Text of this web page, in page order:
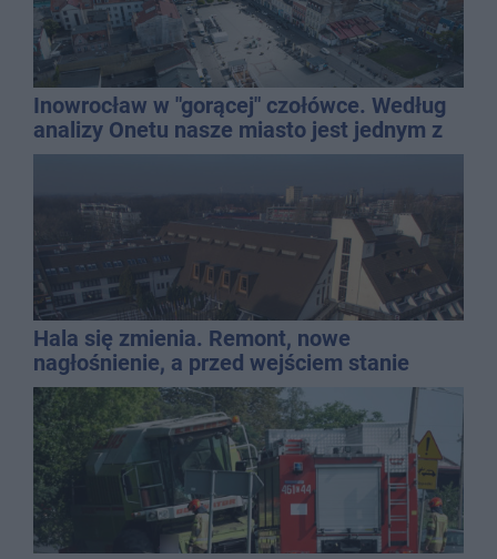
Inowrocław w "gorącej" czołówce. Według
analizy Onetu nasze miasto jest jednym z
najbardziej narażonych na upały
Hala się zmienia. Remont, nowe
nagłośnienie, a przed wejściem stanie
QEMETICA ARENA